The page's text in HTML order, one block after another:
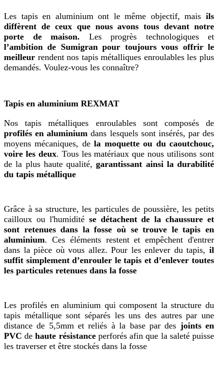
Les tapis en aluminium ont le même objectif, mais ils
diffèrent de ceux que nous avons tous devant notre
porte de maison. Les progrès technologiques et
l’ambition de Sumigran pour toujours vous offrir le
meilleur rendent nos tapis métalliques enroulables les plus
demandés. Voulez-vous les connaître?
Tapis en aluminium REXMAT
Nos tapis métalliques enroulables sont composés de
profilés en aluminium dans lesquels sont insérés, par des
moyens mécaniques, dela moquette ou du caoutchouc,
voire les deux. Tous les matériaux que nous utilisons sont
de la plus haute qualité,garantissant ainsi la durabilité
du tapis métallique
Grâce à sa structure, les particules de poussière, les petits
cailloux ou l'humidité se détachent de la chaussure et
sont retenues dans la fosse où se trouve le tapis en
aluminium. Ces éléments restent et empêchent d'entrer
dans la pièce où vous allez. Pour les enlever du tapis, il
suffit simplement d’enrouler le tapis et d’enlever toutes
les particules retenues dans la fosse
Les profilés en aluminium qui composent la structure du
tapis métallique sont séparés les uns des autres par une
distance de 5,5mm et reliés à la base par des joints en
PVC dehaute résistance perforés afin que la saleté puisse
les traverser et être stockés dans la fosse